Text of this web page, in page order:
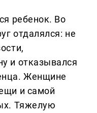
ребенок. Во
отдалялся: не
и отказывался
Женщине
и самой
Тяжелую